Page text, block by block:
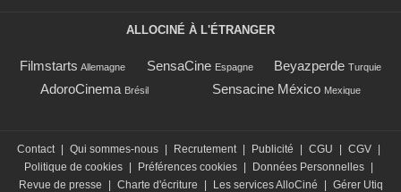
ALLOCINÉ À L'ÉTRANGER
Filmstarts Allemagne SensaCine Espagne Beyazperde Turquie
AdoroCinema Brésil Sensacine México Mexique
Contact Qui sommes-nous Recrutement Publicité CGU CGV
Politique de cookies
Préférences cookies Données Personnelles
Revue de presse
Charte d'écriture Les services AlloCiné Gérer Utiq